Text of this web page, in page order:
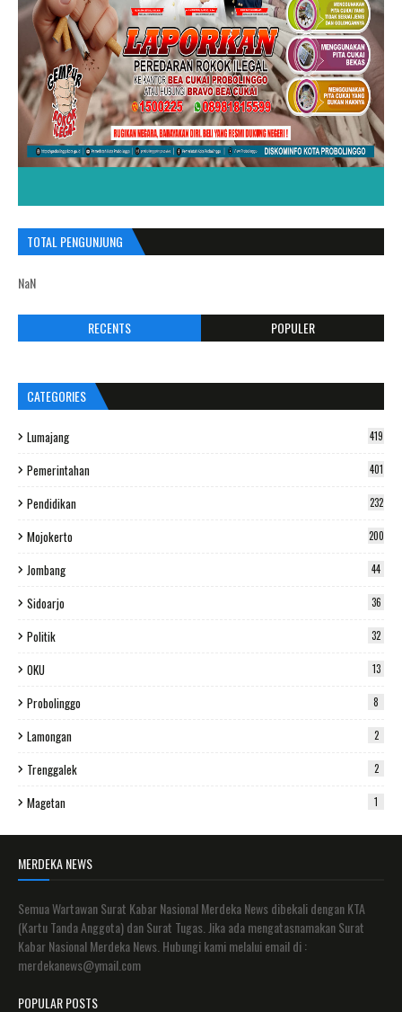
TOTAL PENGUNJUNG
NaN
RECENTS POPULER
CATEGORIES
Lumajang 419
Pemerintahan 401
Pendidikan 232
Mojokerto 200
Jombang 44
Sidoarjo 36
Politik 32
OKU 13
Probolinggo 8
Lamongan 2
Trenggalek 2
Magetan 1
MERDEKA NEWS
Semua Wartawan Surat Kabar Nasional Merdeka News dibekali dengan KTA
(Kartu Tanda Anggota) dan Surat Tugas. Jika ada mengatasnamakan Surat
Kabar Nasional Merdeka News. Hubungi kami melalui email di :
merdekanews@ymail.com
POPULAR POSTS